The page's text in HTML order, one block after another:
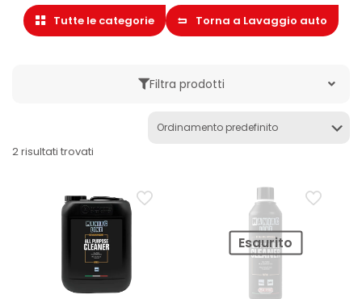
Tutte le categorie Torna a Lavaggio auto
Filtra prodotti
Cura dell'auto
Detergente multiuso auto
Kit e set auto
Prelavaggio auto
Pulizia carrozzeria auto
Pulizia cerchi
Pulizia vetri auto
Shampoo auto
2 risultati trovati
Esaurito